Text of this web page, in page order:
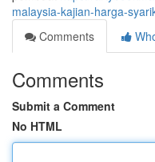
malaysia-kajian-harga-
Comments
Comments
Submit a Comment
No HTML